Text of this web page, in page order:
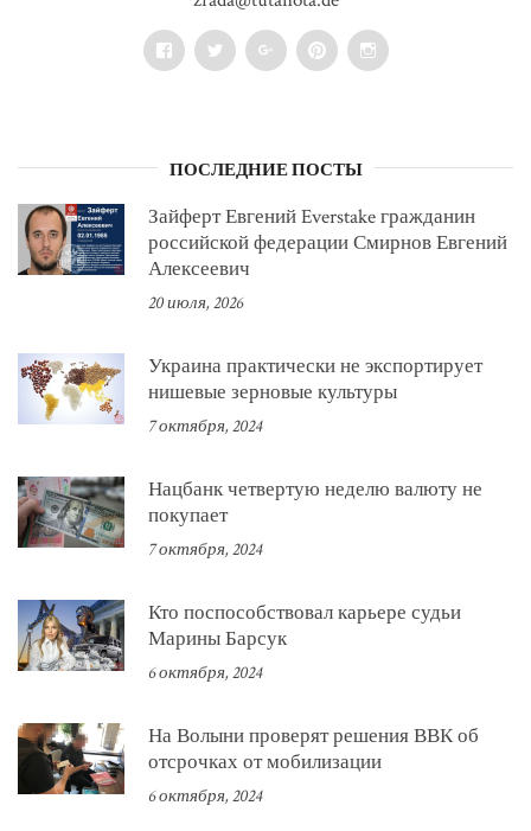
FacebookTwitter Google+PinterestInstagram
ПОСЛЕДНИЕ ПОСТЫ
Зайферт Евгений Everstake гражданин
российской федерации Смирнов Евгений
Алексеевич
20 июля, 2026
Украина практически не экспортирует
нишевые зерновые культуры
7 октября, 2024
Нацбанк четвертую неделю валюту не
покупает
7 октября, 2024
Кто поспособствовал карьере судьи
Марины Барсук
6 октября, 2024
На Волыни проверят решения ВВК об
отсрочках от мобилизации
6 октября, 2024